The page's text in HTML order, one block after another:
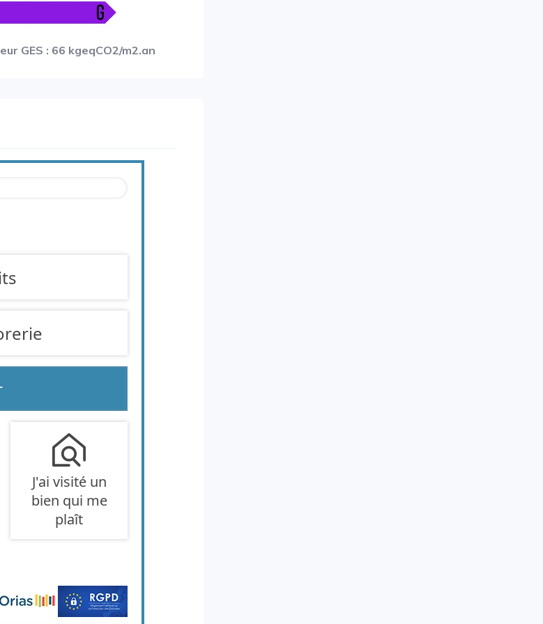
GES : 66 kgeqCO2/m2.an